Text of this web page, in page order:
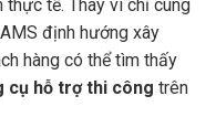
định hướng xây
hàng có thể tìm thấy
cụ hỗ trợ thi côngtrên